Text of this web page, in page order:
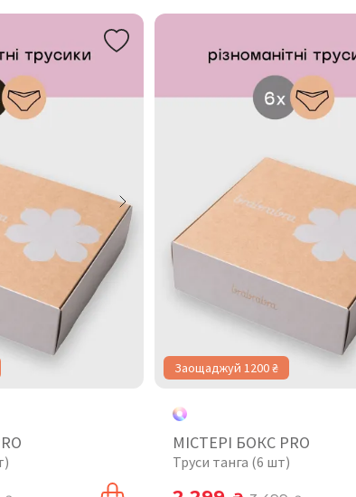
Заощаджуй 1200 ₴
МІСТЕРІ БОКС PRO
Труси танга (6 шт)